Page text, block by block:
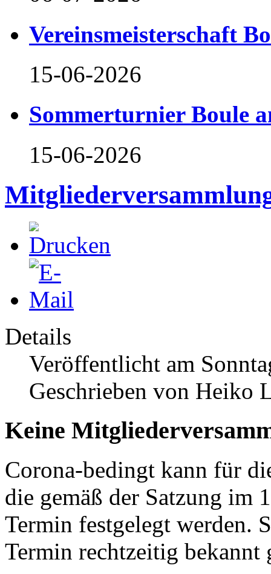
Vereinsmeisterschaft
15-06-2026
Sommerturnier Boule
15-06-2026
Details
Veröffentlicht am
Geschrieben von Heiko
Keine
Corona-bedingt kann für
die gemäß der Satzung im
Termin festgelegt werden.
Termin rechtzeitig bekannt